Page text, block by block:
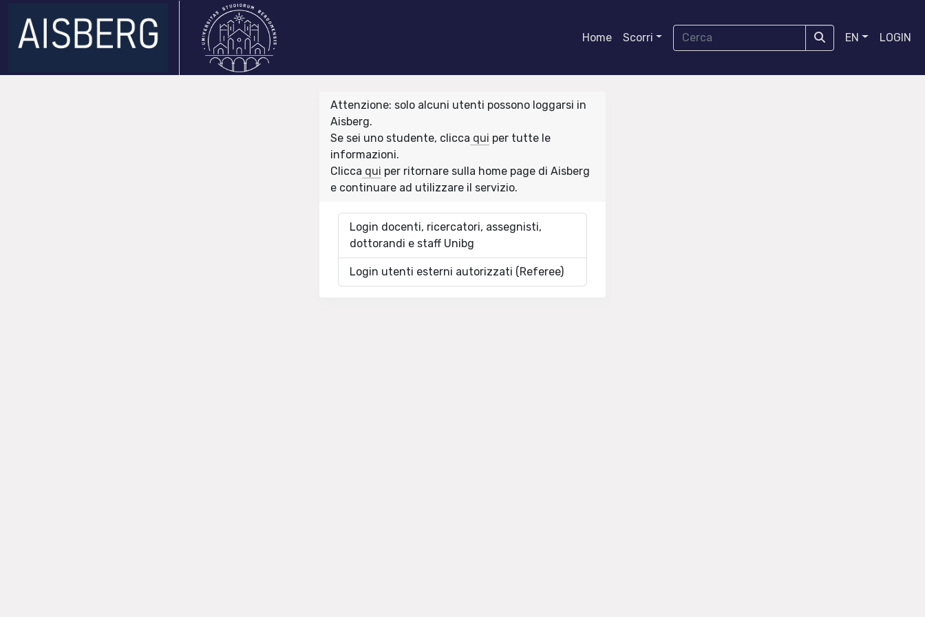
Home Scorri EN LOGIN
Attenzione: solo alcuni utenti possono loggarsi in
Aisberg.
Se sei uno studente, clicca qui per tutte le
informazioni.
Clicca qui per ritornare sulla home page di Aisberg
e continuare ad utilizzare il servizio.
Login docenti, ricercatori, assegnisti,
dottorandi e staff Unibg
Login utenti esterni autorizzati (Referee)